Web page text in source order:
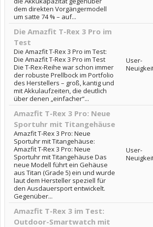
dem direkten Vorgängermodell
um satte 74 % – auf...
Die Amazfit T-Rex 3 Pro im
Test
Die Amazfit T-Rex 3 Pro im Test:
Die Amazfit T-Rex 3 Pro im Test
Die T-Rex-Reihe war schon immer
der robuste Prellbock im Portfolio
des Herstellers – groß, kantig und
mit Akkulaufzeiten, die deutlich
über denen „einfacher“...
User-
Amazfit T-Rex 3 Pro: Neue
Sportuhr mit Titangehäuse
Amazfit T-Rex 3 Pro: Neue
Sportuhr mit Titangehäuse:
Amazfit T-Rex 3 Pro: Neue
Sportuhr mit Titangehäuse Das
neue Modell führt ein Gehäuse
aus Titan (Grade 5) ein und wurde
laut dem Hersteller speziell für
den Ausdauersport entwickelt.
Gegenüber...
User-
Amazfit T-Rex 3 im Test:
Outdoor-Smartwatch mit